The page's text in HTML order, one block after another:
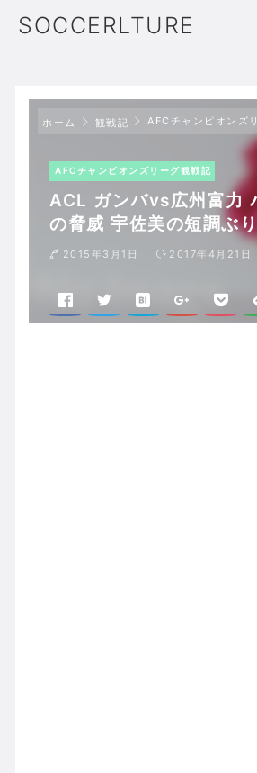
SOCCERLTURE
ホーム 観戦記 AFCチャンピオンズ
AFCチャンピオンズリーグ観戦記
ACL ガンバvs広州富力
の脅威 宇佐美の短調ぶり
2015年3月1日 2017年4月21日